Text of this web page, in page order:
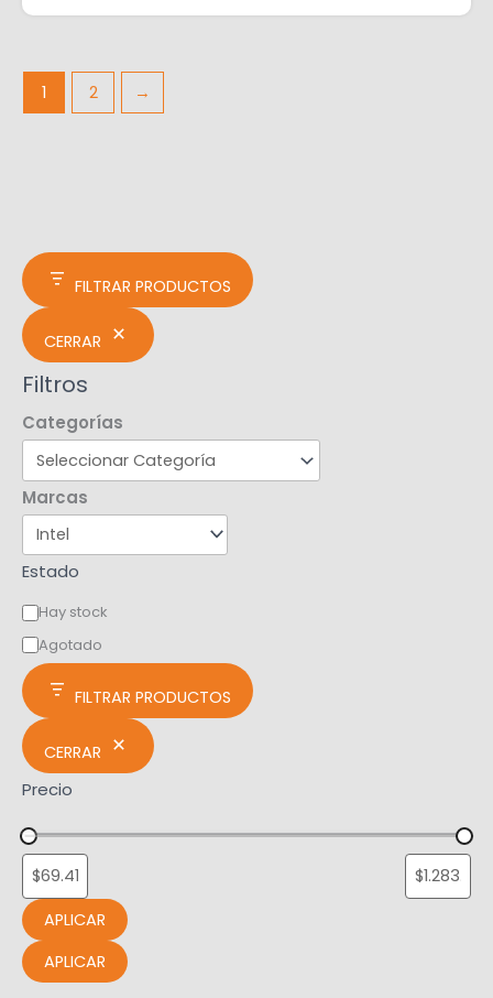
FILTRAR PRODUCTOS
CERRAR
Filtros
Categorías
Marcas
Estado
Hay stock
Agotado
FILTRAR PRODUCTOS
CERRAR
Precio
APLICAR
APLICAR
1 2 →